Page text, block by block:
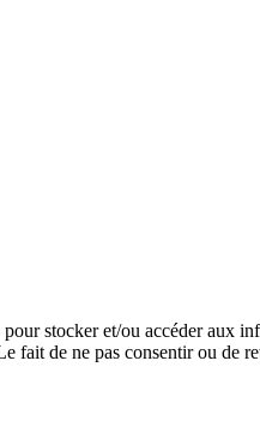
stocker et/ou accéder aux
de ne pas consentir ou de